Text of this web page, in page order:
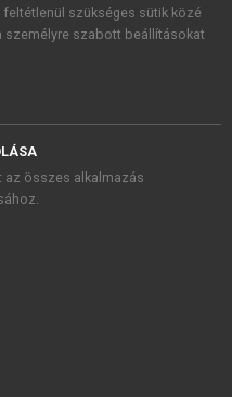
foglaltakat
szükséges sütik közé
szabott beállításokat
az összes alkalmazás